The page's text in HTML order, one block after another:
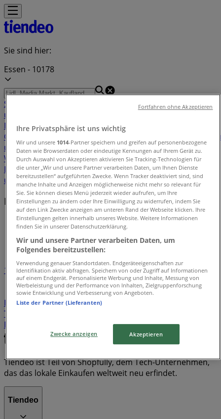
Sie sind hier:
Essen - 10178
Schnäppchen MöbelhäuserKleidung, Schuhe
und Accessoires
ParfümerieBaumärkte und
Gartencenter
und BabyAuto, Motorrad und
WerkstattKaufhäuserReisen und FreizeitOptiker und
HörzentrenRestaurantsBücher und SchreibwarenBanken
und Versicherungen
Lokale Marken
Tiendeo in Essen»
Markenindex
1
Cube
Leroy Merlin Harry Potter
Krombacher
Paw Patrol
Bitburger iron man
Taylor Swift
Pepsi
carrefour Miele Adele
Tiendeo ist Teil von Shopfully, dem Tech-Unternehmen,
das das lokale Einkaufen weltweit neu erfindet.
Tiendeo
Ihre Privatsphäre ist uns wichtig
Wir und unsere 1014-Partner speichern und greifen auf personenbezogene
Daten wie Browserdaten oder eindeutige Kennungen auf Ihrem Gerät zu.
Durch Auswahl von Akzeptieren aktivieren Sie Tracking-Technologien für
die unter „Wir und unsere Partner verarbeiten Daten, um Ihnen Dienste
bereitzustellen“ aufgeführten Zwecke. Wenn Tracker deaktiviert sind, sind
manche Inhalte und Anzeigen möglicherweise nicht mehr so relevant für
Sie. Sie können dieses Menü jederzeit wieder aufrufen, um Ihre
Einstellungen zu ändern oder Ihre Einwilligung zu widerrufen, indem Sie
auf den Link Zwecke anzeigen am unteren Rand der Webseite klicken. Ihre
Einstellungen gelten innerhalb unseres Website. Weitere Informationen
finden Sie in unserer Datenschutzerklärung.
Wir und unsere Partner verarbeiten Daten, um
Folgendes bereitzustellen:
Verwendung genauer Standortdaten. Endgeräteeigenschaften zur
Identifikation aktiv abfragen. Speichern von oder Zugriff auf Informationen
auf einem Endgerät. Personalisierte Werbung und Inhalte, Messung von
Werbeleistung und der Performance von Inhalten, Zielgruppenforschung
sowie Entwicklung und Verbesserung von Angeboten.
Liste der Partner (Lieferanten)
Zwecke anzeigen Akzeptieren
Fortfahren ohne Akzeptieren